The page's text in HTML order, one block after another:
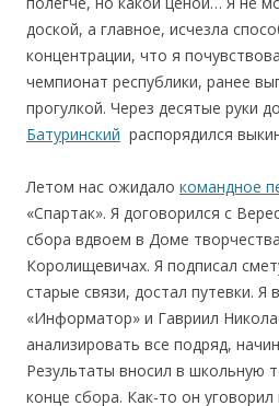
доской, а главное, исчезла
концентрации, что я
чемпионат республики, ранее
прогулкой. Через десятые руки
Батуринский распорядился
Летом нас ожидало командное
«Спартак». Я договорился с
сбора вдвоем в Доме
Королищевичах. Я подписал
старые связи, достал путевки. Я
«Информатор» и Гавриил
анализировать все подряд,
Результаты вносил в школьную
конце сбора. Как-то он